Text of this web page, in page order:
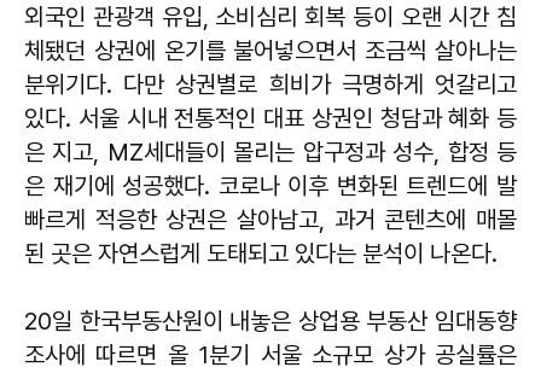
외국인 관광객 유입, 소비심리 회복 등이 오랜 시간 침
체됐던 상권에 온기를 불어넣으면서 조금씩 살아나는
분위기다. 다만 상권별로 희비가 극명하게 엇갈리고
있다. 서울 시내 전통적인 대표 상권인 청담과 혜화 등
은 지고, MZ세대들이 몰리는 압구정과 성수, 합정 등
은 재기에 성공했다. 코로나 이후 변화된 트렌드에 발
빠르게 적응한 상권은 살아남고, 과거 콘텐츠에 매몰
된 곳은 자연스럽게 도태되고 있다는 분석이 나온다.
20일 한국부동산원이 내놓은 상업용 부동산 임대동향
조사에 따르면 올 1분기 서울 소규모 상가 공실률은